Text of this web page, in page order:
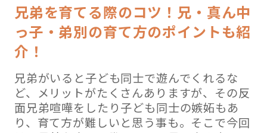
兄弟を育てる際のコツ！兄・真ん中
っ子・弟別の育て方のポイントも紹
介！
兄弟がいると子ども同士で遊んでくれるな
ど、メリットがたくさんありますが、その反
面兄弟喧嘩をしたり子ども同士の嫉妬もあ
り、育て方が難しいと思う事も。そこで今回